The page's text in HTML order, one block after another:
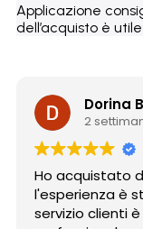
Applicazione
dell’acquisto è
Dorina
2
Ho acquistato
l'esperienza è
servizio clienti